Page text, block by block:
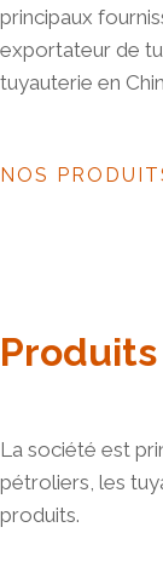
principaux
exportateur de
tuyauterie en
NOS
La société est
pétroliers, les
produits.